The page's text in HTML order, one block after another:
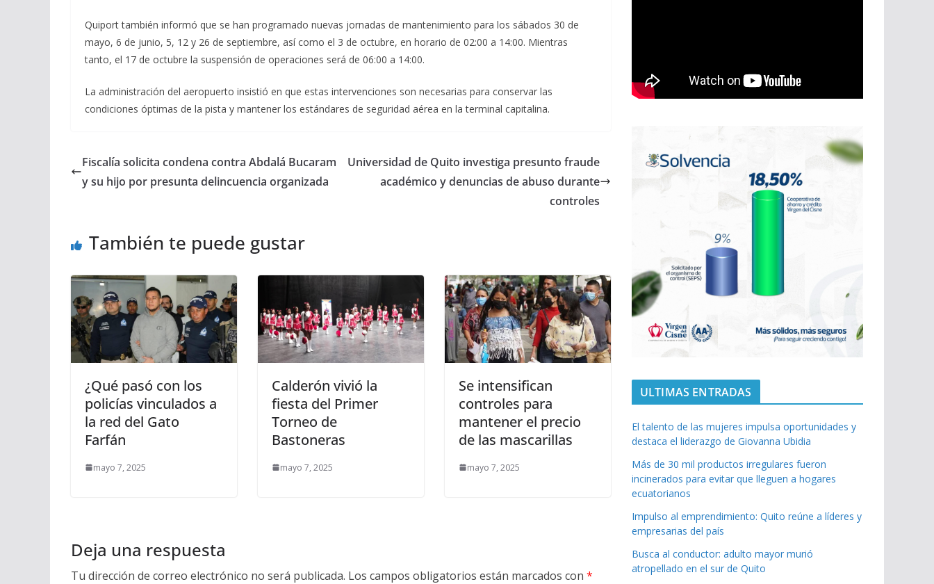
Quiport también informó que se han programado nuevas jornadas de mantenimiento para los sábados 30 de
mayo, 6 de junio, 5, 12 y 26 de septiembre, así como el 3 de octubre, en horario de 02:00 a 14:00. Mientras
tanto, el 17 de octubre la suspensión de operaciones será de 06:00 a 14:00.
La administración del aeropuerto insistió en que estas intervenciones son necesarias para conservar las
condiciones óptimas de la pista y mantener los estándares de seguridad aérea en la terminal capitalina.
Fiscalía solicita condena contra Abdalá Bucaram
y su hijo por presunta delincuencia organizada
Universidad de Quito investiga presunto fraude
académico y denuncias de abuso durante
controles
También te puede gustar
¿Qué pasó con los
policías vinculados a
la red del Gato
Farfán
mayo 7, 2025
Calderón vivió la
fiesta del Primer
Torneo de
Bastoneras
mayo 7, 2025
Se intensifican
controles para
mantener el precio
de las mascarillas
mayo 7, 2025
Deja una respuesta
Tu dirección de correo electrónico no será publicada. Los campos obligatorios están marcados con *
ULTIMAS ENTRADAS
El talento de las mujeres impulsa oportunidades y
destaca el liderazgo de Giovanna Ubidia
Más de 30 mil productos irregulares fueron
incinerados para evitar que lleguen a hogares
ecuatorianos
Impulso al emprendimiento: Quito reúne a líderes y
empresarias del país
Busca al conductor: adulto mayor murió
atropellado en el sur de Quito